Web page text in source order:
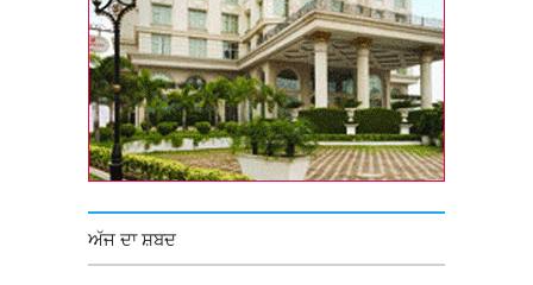
ਅੱਜ ਦਾ ਸ਼ਬਦ